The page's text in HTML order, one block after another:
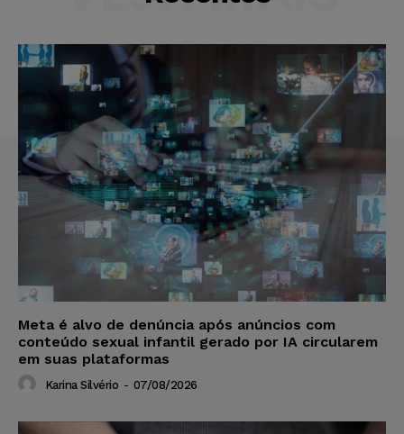
Meta é alvo de denúncia após anúncios com
conteúdo sexual infantil gerado por IA circularem
em suas plataformas
Karina Silvério - 07/08/2026